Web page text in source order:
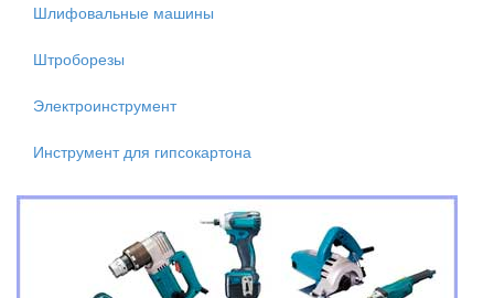
Шлифовальные машины
Штроборезы
Электроинструмент
Инструмент для гипсокартона